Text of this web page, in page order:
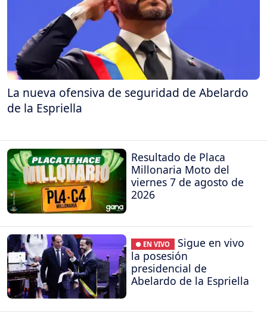
La nueva ofensiva de seguridad de Abelardo
de la Espriella
Resultado de Placa
Millonaria Moto del
viernes 7 de agosto de
2026
● EN VIVO
Sigue en vivo
la posesión
presidencial de
Abelardo de la Espriella